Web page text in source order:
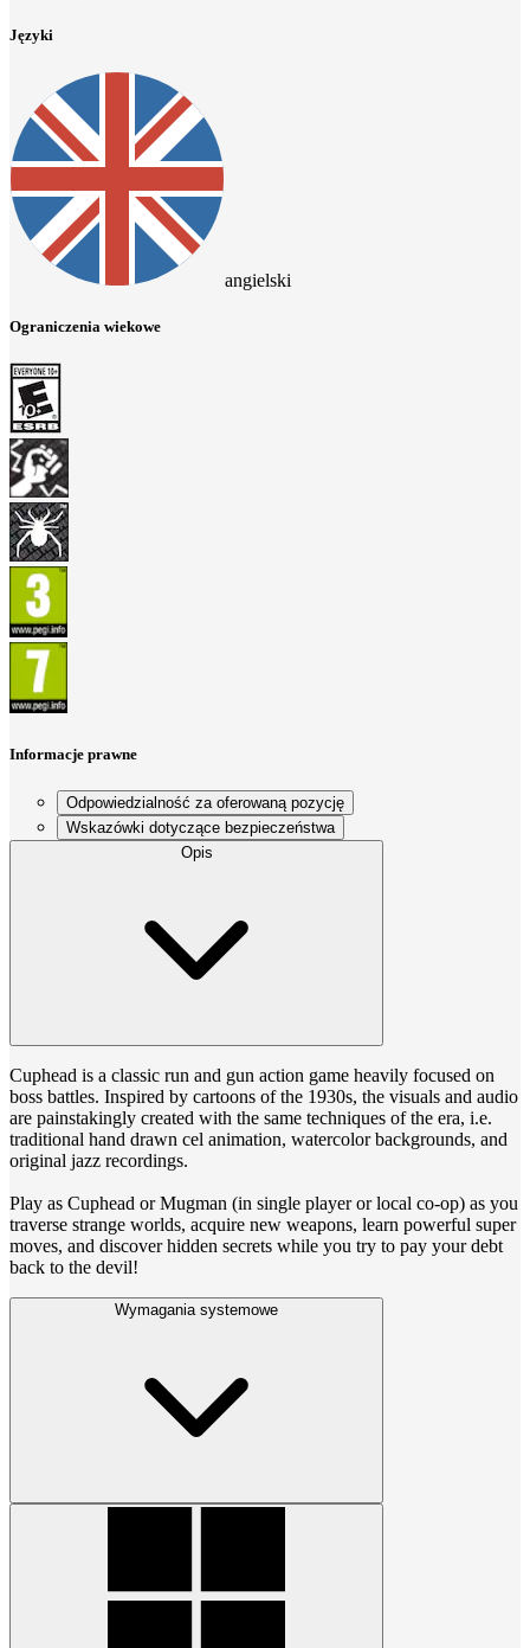
Języki
angielski
Ograniczenia wiekowe
Informacje prawne
Odpowiedzialność za oferowaną pozycję
Wskazówki dotyczące bezpieczeństwa
Opis
Cuphead is a classic run and gun action game heavily focused on
boss battles. Inspired by cartoons of the 1930s, the visuals and audio
are painstakingly created with the same techniques of the era, i.e.
traditional hand drawn cel animation, watercolor backgrounds, and
original jazz recordings.
Play as Cuphead or Mugman (in single player or local co-op) as you
traverse strange worlds, acquire new weapons, learn powerful super
moves, and discover hidden secrets while you try to pay your debt
back to the devil!
Wymagania systemowe